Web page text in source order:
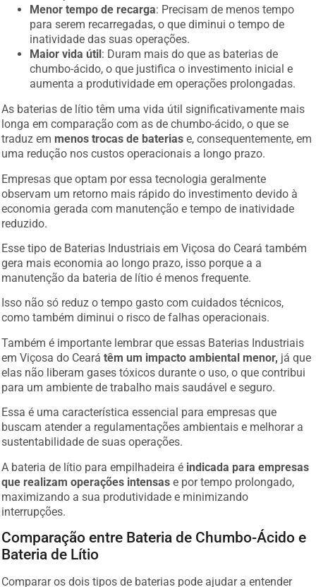
Menor tempo de recarga: Precisam de menos tempo
para serem recarregadas, o que diminui o tempo de
inatividade das suas operações.
Maior vida útil : Duram mais do que as baterias de
chumbo-ácido, o que justifica o investimento inicial e
aumenta a produtividade em operações prolongadas.
As baterias de lítio têm uma vida útil significativamente mais
longa em comparação com as de chumbo-ácido, o que se
traduz em menos trocas de baterias e, consequentemente, em
uma redução nos custos operacionais a longo prazo.
Empresas que optam por essa tecnologia geralmente
observam um retorno mais rápido do investimento devido à
economia gerada com manutenção e tempo de inatividade
reduzido.
Esse tipo de Baterias Industriais em Viçosa do Ceará também
gera mais economia ao longo prazo, isso porque a a
manutenção da bateria de lítio é menos frequente.
Isso não só reduz o tempo gasto com cuidados técnicos,
como também diminui o risco de falhas operacionais.
Também é importante lembrar que essas Baterias Industriais
em Viçosa do Cearátêm um impacto ambiental menor, já que
elas não liberam gases tóxicos durante o uso, o que contribui
para um ambiente de trabalho mais saudável e seguro.
Essa é uma característica essencial para empresas que
buscam atender a regulamentações ambientais e melhorar a
sustentabilidade de suas operações.
A bateria de lítio para empilhadeira é indicada para empresas
que realizam operações intensas e por tempo prolongado,
maximizando a sua produtividade e minimizando
interrupções.
Comparação entre Bateria de Chumbo-Ácido e
Bateria de Lítio
Comparar os dois tipos de baterias pode ajudar a entender